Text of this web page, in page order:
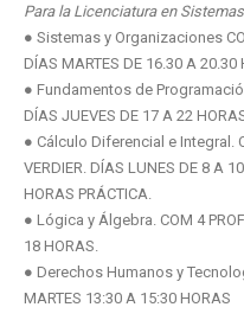
Para la Licenciatura en
● Sistemas y Organizaciones
DÍAS MARTES DE 16.30 A 20.30
● Fundamentos de
DÍAS JUEVES DE 17 A 22
● Cálculo Diferencial e Integral.
VERDIER. DÍAS LUNES DE 8 A
HORAS PRÁCTICA.
● Lógica y Álgebra. COM 4
18 HORAS.
● Derechos Humanos y
MARTES 13:30 A 15:30 HORAS